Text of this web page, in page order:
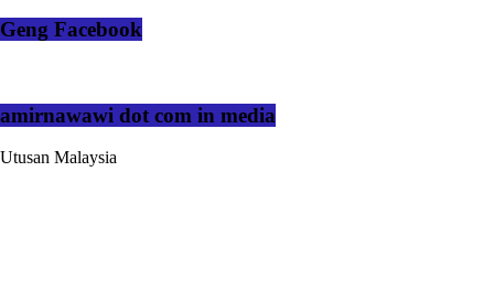
Geng Facebook
amirnawawi dot com in media
Utusan Malaysia